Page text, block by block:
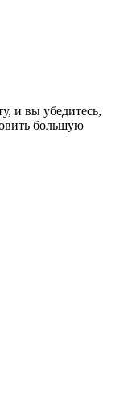
и вы убедитесь,
большую